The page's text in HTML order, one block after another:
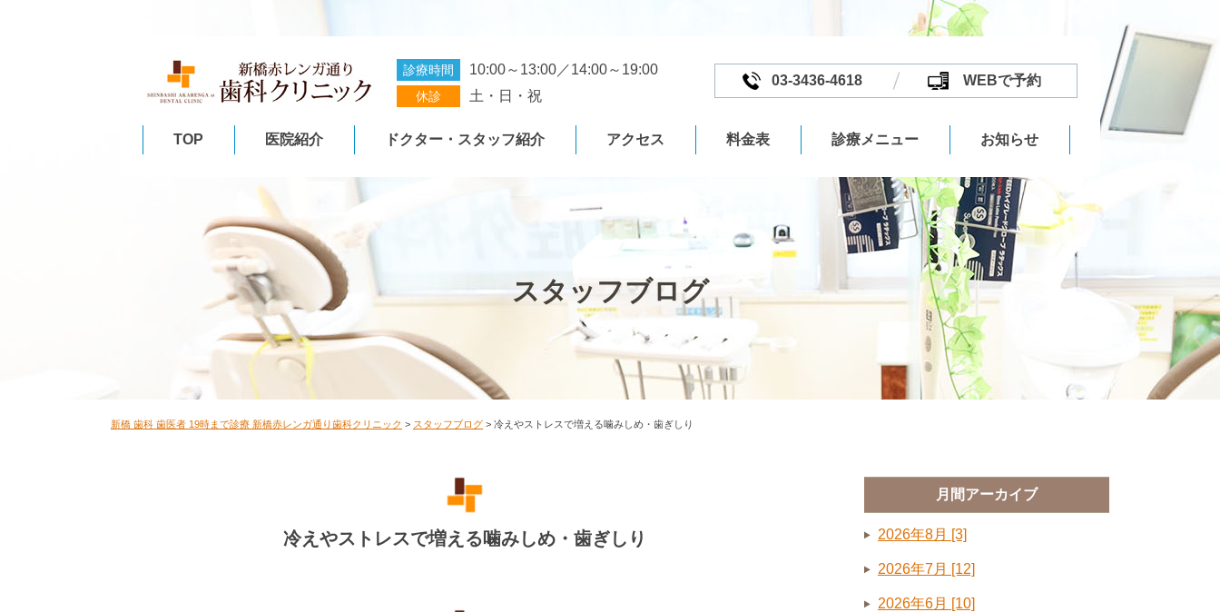
診療時間 10:00～13:00／14:00～19:00
休診 土・日・祝
03-3436-4618 WEBで予約
TOP 医院紹介 ドクター・スタッフ紹介 アクセス 料金表 診療メニュー お知らせ
スタッフブログ
新橋 歯科 歯医者 19時まで診療 新橋赤レンガ通り歯科クリニック > スタッフブログ > 冷えやストレスで増える噛みしめ・歯ぎしり
冷えやストレスで増える噛みしめ・歯ぎしり
月間アーカイブ
2026年8月 [3]
2026年7月 [12]
2026年6月 [10]